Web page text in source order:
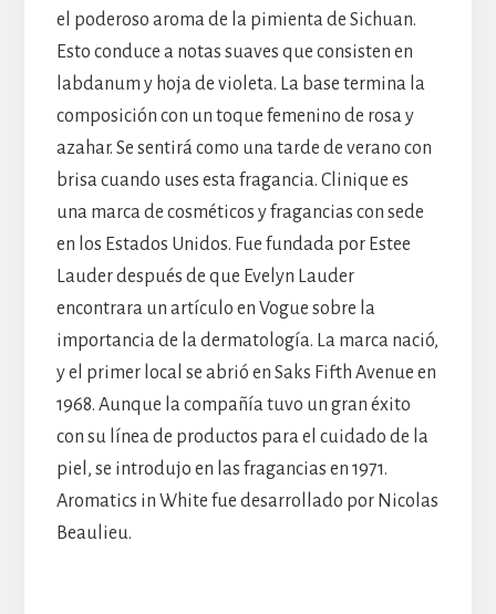
el poderoso aroma de la pimienta de Sichuan.
Esto conduce a notas suaves que consisten en
labdanum y hoja de violeta. La base termina la
composición con un toque femenino de rosa y
azahar. Se sentirá como una tarde de verano con
brisa cuando uses esta fragancia. Clinique es
una marca de cosméticos y fragancias con sede
en los Estados Unidos. Fue fundada por Estee
Lauder después de que Evelyn Lauder
encontrara un artículo en Vogue sobre la
importancia de la dermatología. La marca nació,
y el primer local se abrió en Saks Fifth Avenue en
1968. Aunque la compañía tuvo un gran éxito
con su línea de productos para el cuidado de la
piel, se introdujo en las fragancias en 1971.
Aromatics in White fue desarrollado por Nicolas
Beaulieu.